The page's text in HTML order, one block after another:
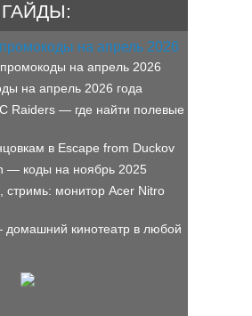
на апрель 2026
на апрель 2026 года
Raiders — где найти полевые
в Escape from Duckov
— коды на ноябрь 2025
стримь: монитор Acer Nitro
кинотеатр в любой